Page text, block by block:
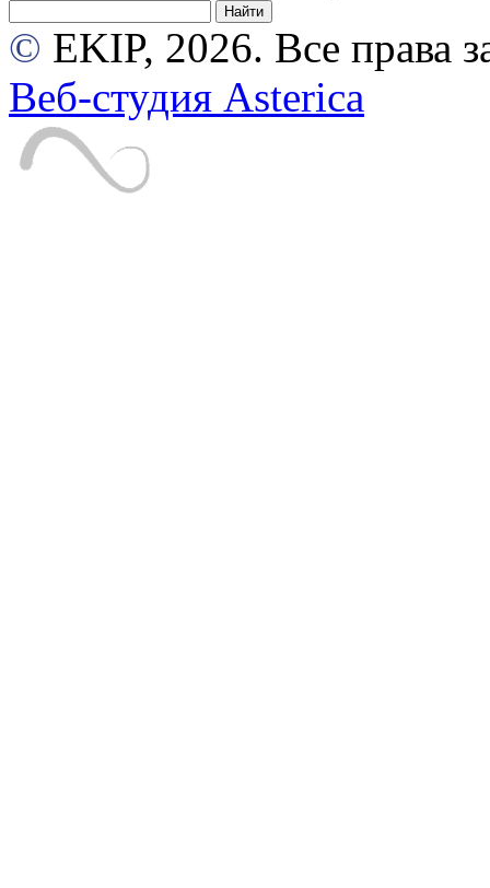
© EKIP, 2026. Все права
Веб-студия Asterica